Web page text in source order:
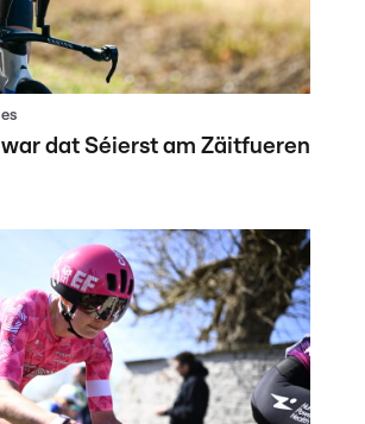
dat Séierst am Zäitfueren